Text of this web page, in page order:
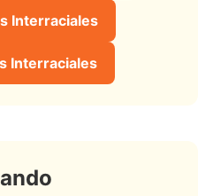
Interraciales
Interraciales